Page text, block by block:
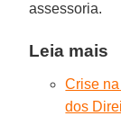
assessoria.
Leia mais
Crise
dos